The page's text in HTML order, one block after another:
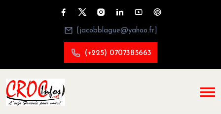
[jacobblague@yahoo.fr]
(+225) 0707385663